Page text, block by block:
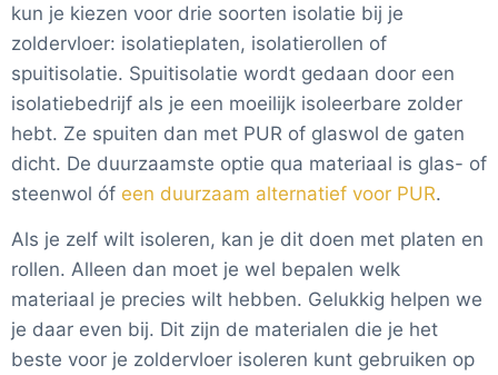
Duurzaam Thuis methode
Met Duurzaam Thuis maken we duurzaamheid
vergelijkbaar en begrijpelijk. We gebruiken zoveel
mogelijk bestaande bronnen met autoriteit en
wetenschappelijke methodes. En waar nodig berekenen
testen oplossingen op 2 niveau's. Als eerste brengen we
voor oplossingen de impact in beeld, met als belangrijkste
indicator hoeveel bomen je hebt bespaard. En als tweede
kijken we per product welke we de beste Duurzaam Thuis
kun je kiezen voor drie soorten isolatie bij je
zoldervloer: isolatieplaten, isolatierollen of
spuitisolatie. Spuitisolatie wordt gedaan door een
isolatiebedrijf als je een moeilijk isoleerbare zolder
hebt. Ze spuiten dan met PUR of glaswol de gaten
dicht. De duurzaamste optie qua materiaal is glas- of
steenwol óf een duurzaam alternatief voor PUR.
Als je zelf wilt isoleren, kan je dit doen met platen en
rollen. Alleen dan moet je wel bepalen welk
materiaal je precies wilt hebben. Gelukkig helpen we
je daar even bij. Dit zijn de materialen die je het
beste voor je zoldervloer isoleren kunt gebruiken op